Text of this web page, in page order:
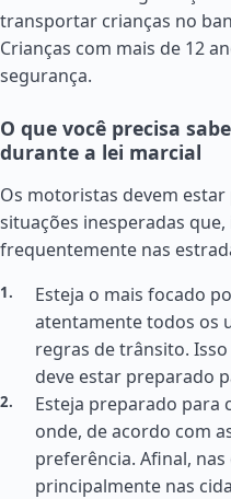
transportar crianças no
Crianças com mais de 12
segurança.
O que você precisa
durante a lei marcial
Os motoristas devem
situações inesperadas
frequentemente nas
Esteja o mais focado
atentamente todos os
regras de trânsito.
deve estar preparado
Esteja preparado para
onde, de acordo com
preferência. Afinal,
principalmente nas